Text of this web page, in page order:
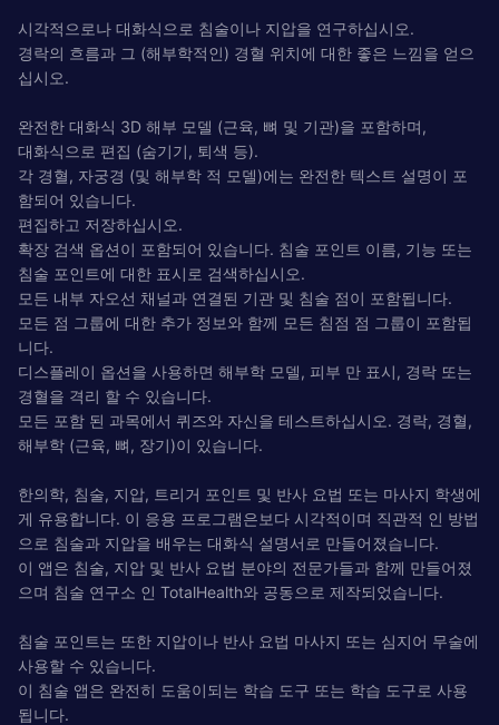
시각적으로나 대화식으로 침술이나 지압을 연구하십시오.
경락의 흐름과 그 (해부학적인) 경혈 위치에 대한 좋은 느낌을 얻으
십시오.
완전한 대화식 3D 해부 모델 (근육, 뼈 및 기관)을 포함하며,
대화식으로 편집 (숨기기, 퇴색 등).
각 경혈, 자궁경 (및 해부학 적 모델)에는 완전한 텍스트 설명이 포
함되어 있습니다.
편집하고 저장하십시오.
확장 검색 옵션이 포함되어 있습니다. 침술 포인트 이름, 기능 또는
침술 포인트에 대한 표시로 검색하십시오.
모든 내부 자오선 채널과 연결된 기관 및 침술 점이 포함됩니다.
모든 점 그룹에 대한 추가 정보와 함께 모든 침점 점 그룹이 포함됩
니다.
디스플레이 옵션을 사용하면 해부학 모델, 피부 만 표시, 경락 또는
경혈을 격리 할 수 ​​있습니다.
모든 포함 된 과목에서 퀴즈와 자신을 테스트하십시오. 경락, 경혈,
해부학 (근육, 뼈, 장기)이 있습니다.
한의학, 침술, 지압, 트리거 포인트 및 반사 요법 또는 마사지 학생에
게 유용합니다. 이 응용 프로그램은보다 시각적이며 직관적 인 방법
으로 침술과 지압을 배우는 대화식 설명서로 만들어졌습니다.
이 앱은 침술, 지압 및 반사 요법 분야의 전문가들과 함께 만들어졌
으며 침술 연구소 인 TotalHealth와 공동으로 제작되었습니다.
침술 포인트는 또한 지압이나 반사 요법 마사지 또는 심지어 무술에
사용할 수 있습니다.
이 침술 앱은 완전히 도움이되는 학습 도구 또는 학습 도구로 사용
됩니다.